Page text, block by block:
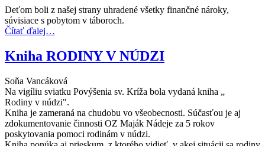
Deťom boli z našej strany uhradené všetky finančné nároky,
súvisiace s pobytom v táboroch.
Čítať ďalej…
Kniha RODINY V NÚDZI
Soňa Vancáková
Na vigíliu sviatku Povýšenia sv. Kríža bola vydaná kniha „
Rodiny v núdzi".
Kniha je zameraná na chudobu vo všeobecnosti. Súčasťou je aj
zdokumentovanie činnosti OZ Maják Nádeje za 5 rokov
poskytovania pomoci rodinám v núdzi.